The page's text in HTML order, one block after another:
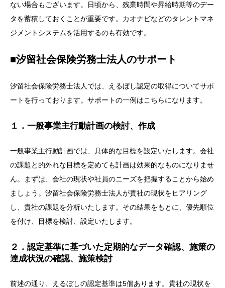
ない場合もございます。日頃から、残業時間や昇給時期等のデー
タを蓄積しておくことが重要です。カオナビなどのタレントマネ
ジメントシステムを活用するのも有効です。
■汐留社会保険労務士法人のサポート
汐留社会保険労務士法人では、えるぼし認定の取得についてサポ
ートを行っております。サポートの一例はこちらになります。
１．一般事業主行動計画の検討、作成
一般事業主行動計画では、具体的な目標を設定いたします。会社
の課題と的外れな目標を定めても計画は効果的なものになりませ
ん。まずは、会社の現状や社員のニーズを把握することから始め
ましょう。汐留社会保険労務士法人が貴社の現状をヒアリング
し、貴社の課題を分析いたします。その結果をもとに、優先順位
を付け、目標を検討、設定いたします。
２．認定基準に基づいた定期的なデータ確認、施策の
達成状況の確認、施策検討
前述の通り、えるぼしの認定基準は5個あります。貴社の現状を